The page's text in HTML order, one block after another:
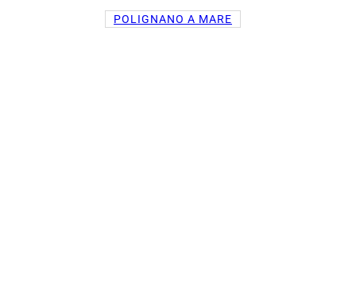
POLIGNANO A MARE